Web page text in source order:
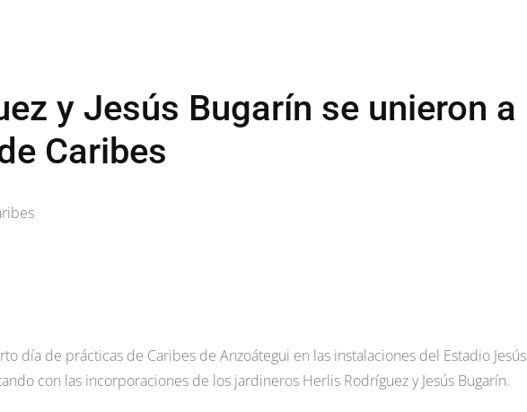
y Jesús Bugarín se unieron a
Caribes
día de prácticas de Caribes de Anzoátegui en las instalaciones del Estadio Jesús
con las incorporaciones de los jardineros Herlis Rodríguez y Jesús Bugarín.